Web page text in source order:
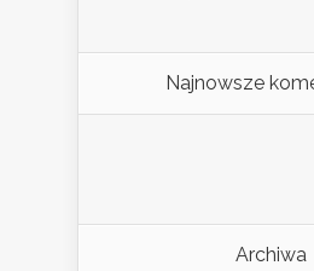
Najnowsze
Archiwa